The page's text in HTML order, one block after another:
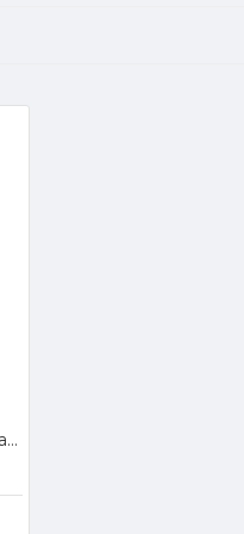
Meat Tenderizer - Alat Pelunak Daging